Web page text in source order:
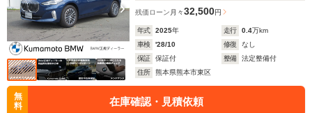
残価ローン 月々32,500円
年式 2025年 走行 0.4万km
車検
'28/10 修復
なし
保証
保証付 整備
法定整備付
住所
熊本県熊本市東区
無
料
在庫確認・見積依頼